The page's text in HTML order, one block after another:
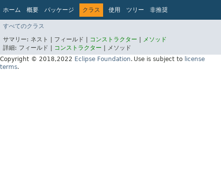
ホーム 概要 パッケージ クラス 使用 ツリー
非推奨
インデックス
Jakarta EE Platform API v10.0.0
すべてのクラス
サマリー: ネスト | フィールド | コンストラクター
メソッド
詳細: フィールド | コンストラクター
メソッド
Copyright © 2018,2022 Eclipse Foundation. Use is subject to license
terms.